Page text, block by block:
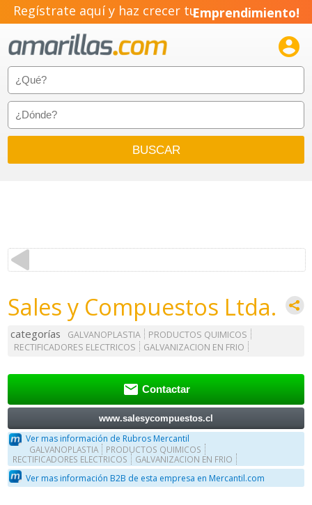
Regístrate aquí y haz crecer tuEmprendimiento!

Sales y Compuestos Ltda.
categorías GALVANOPLASTIA
PRODUCTOS QUIMICOS
RECTIFICADORES ELECTRICOS
GALVANIZACION EN FRIO
 Contactar
www.salesycompuestos.cl
Ver mas información de Rubros Mercantil
GALVANOPLASTIA
PRODUCTOS QUIMICOS
RECTIFICADORES ELECTRICOS
GALVANIZACION EN FRIO
Ver mas información B2B de esta empresa en Mercantil.com